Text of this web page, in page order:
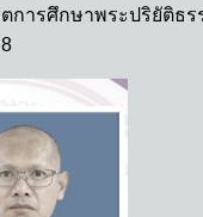
ตการศึกษาพระปริยัติธ